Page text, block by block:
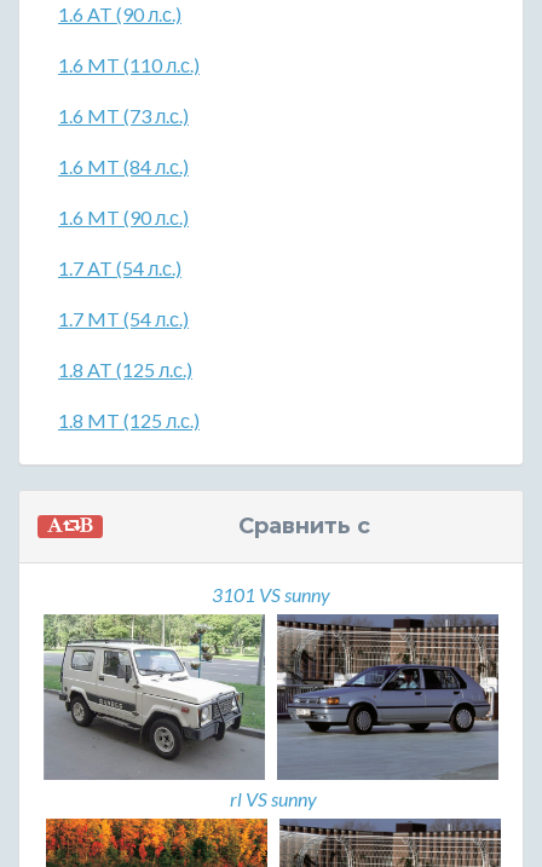
1.6 AT (90 л.с.)
1.6 MT (110 л.с.)
1.6 MT (73 л.с.)
1.6 MT (84 л.с.)
1.6 MT (90 л.с.)
1.7 AT (54 л.с.)
1.7 MT (54 л.с.)
1.8 AT (125 л.с.)
1.8 MT (125 л.с.)
Сравнить с
3101 VS sunny
rl VS sunny